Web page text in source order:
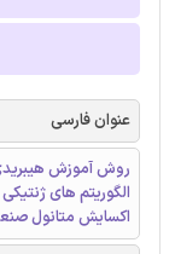
عنوان فارسی
روش آموزش
الگوریتم های
اکسایش متانول